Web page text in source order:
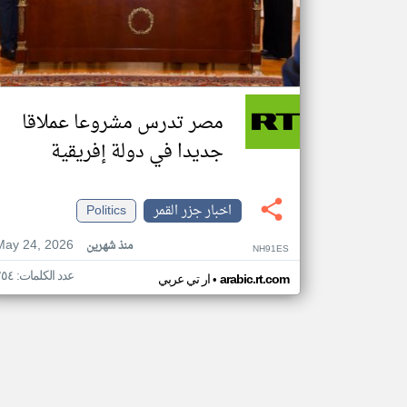
مصر تدرس مشروعا عملاقا
جديدا في دولة إفريقية
اخبار جزر القمر
Politics
24, 2026
منذ شهرين NH91ES
ار تي عربي• arabic.rt.com عدد الكلمات: ٢٥٤